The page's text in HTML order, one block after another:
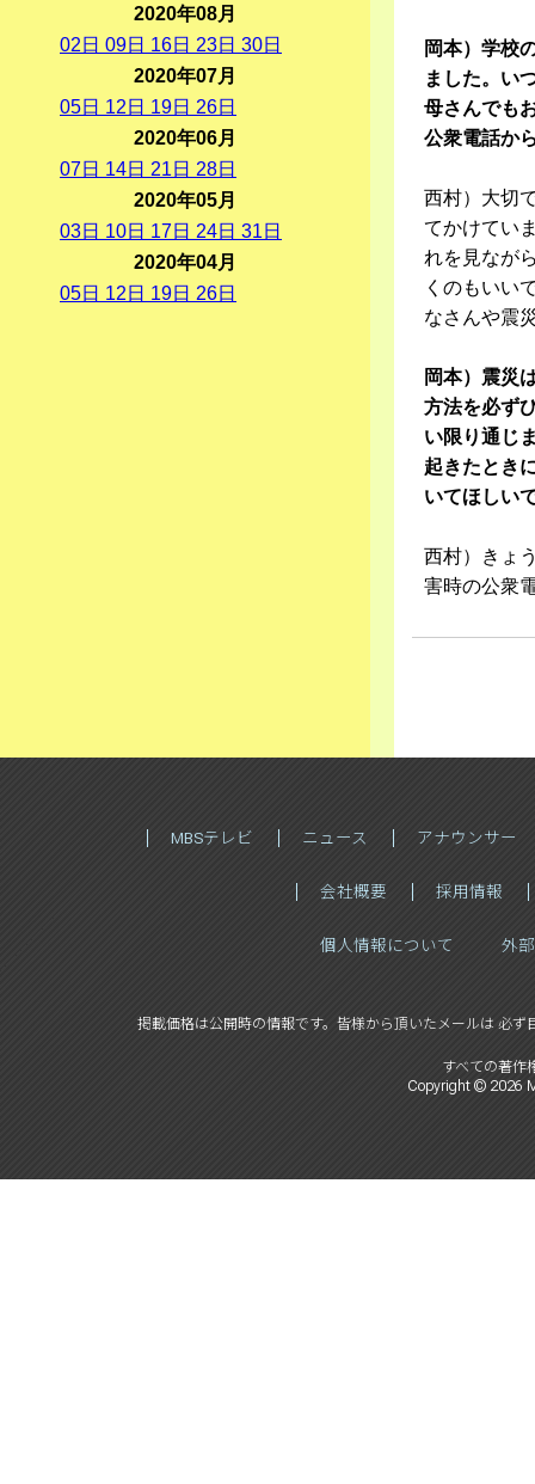
岡本）学校
ました。い
母さんでも
公衆電話か
西村）大切
てかけてい
れを見なが
くのもいい
なさんや震
岡本）震災
方法を必ず
い限り通じ
起きたとき
いてほしい
西村）きょ
害時の公衆
2020年08月
02 日 09日 16日 23日 30日
2020年07月
05日 12 日 19日 26日
2020年06月
07日 14日 21 日 28日
2020年05月
03日 10日 17日 24日 31 日
2020年04月
05日 12 日 19日 26日
MBSテレビ ニュース アナウンサー
会社概要 採用情報
個人情報について 外
掲載価格は公開時の情報です。皆様から頂いたメールは 必ず
すべての著作
Copyright © 2026